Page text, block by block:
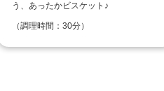
う、あったかビスケット♪
（調理時間：30分）